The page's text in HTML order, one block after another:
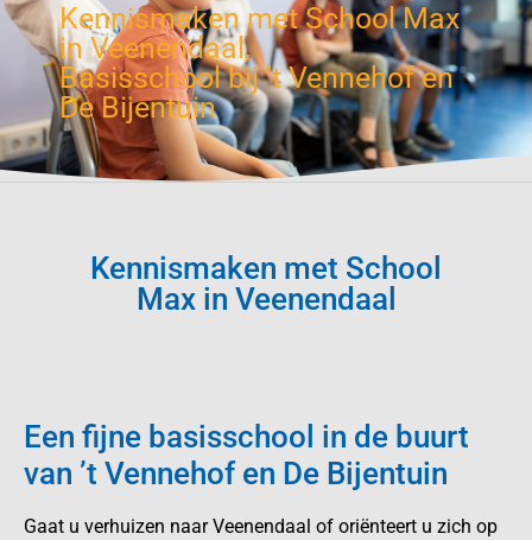
Kennismaken met School Max
in Veenendaal,
Basisschool bij ’t Vennehof en
De Bijentuin
Kennismaken met School
Max in Veenendaal
Een fijne basisschool in de buurt
van ’t Vennehof en De Bijentuin
Gaat u verhuizen naar Veenendaal of oriënteert u zich op